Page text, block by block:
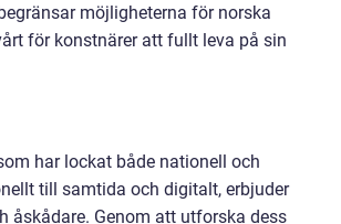
möjligheterna för norska
för konstnärer att fullt leva på sin
har lockat både nationell och
till samtida och digitalt, erbjuder
åskådare. Genom att utforska dess